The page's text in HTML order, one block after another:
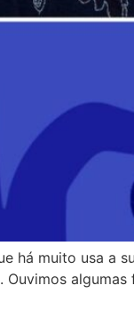
há muito usa a
algumas